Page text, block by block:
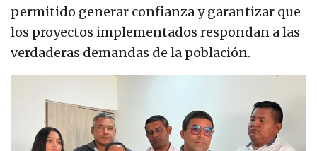
permitido generar confianza y garantizar que
los proyectos implementados respondan a las
verdaderas demandas de la población.